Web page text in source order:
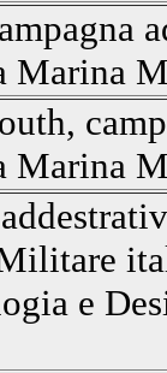
Marina
Marina
e